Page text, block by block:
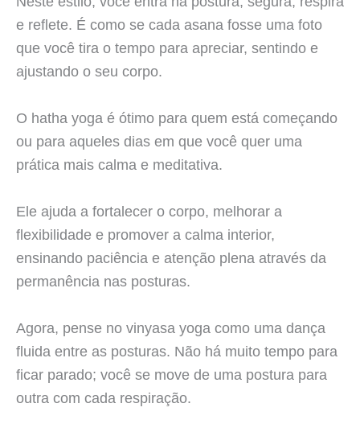
e reflete. É como se cada asana fosse uma foto
que você tira o tempo para apreciar, sentindo e
ajustando o seu corpo.
O hatha yoga é ótimo para quem está começando
ou para aqueles dias em que você quer uma
prática mais calma e meditativa.
Ele ajuda a fortalecer o corpo, melhorar a
flexibilidade e promover a calma interior,
ensinando paciência e atenção plena através da
permanência nas posturas.
Agora, pense no vinyasa yoga como uma dança
fluida entre as posturas. Não há muito tempo para
ficar parado; você se move de uma postura para
outra com cada respiração.